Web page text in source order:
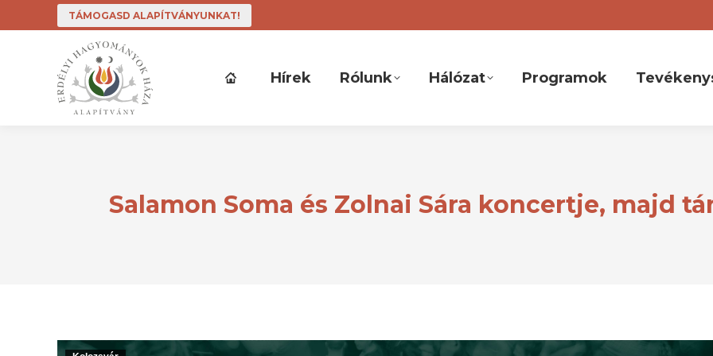
TÁMOGASD ALAPÍTVÁNYUNKAT!
Hírek Rólunk Hálózat Programok
Salamon Soma és Zolnai Sára koncertje, majd